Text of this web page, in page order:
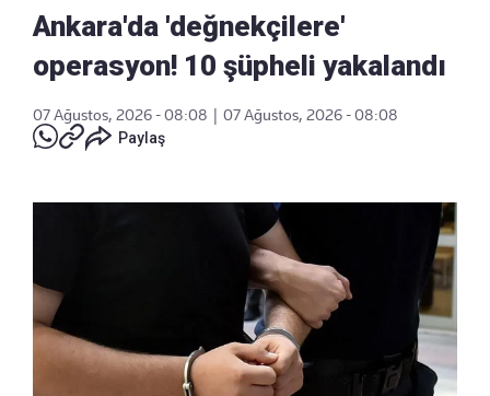
Ankara'da 'değnekçilere'
operasyon! 10 şüpheli yakalandı
07 Ağustos, 2026 - 08:08 | 07 Ağustos, 2026 - 08:08
Paylaş